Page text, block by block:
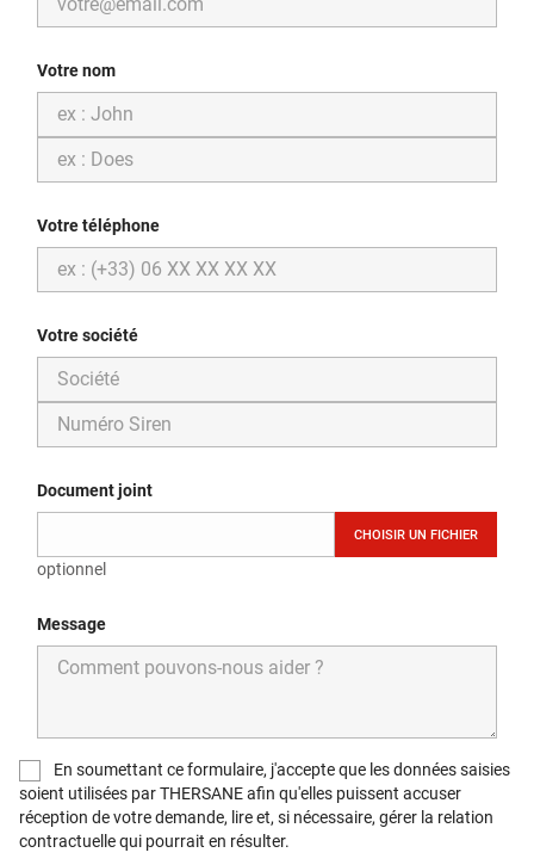
Votre nom
Votre téléphone
Votre société
Document joint
CHOISIR UN FICHIER
optionnel
Message
En soumettant ce formulaire, j'accepte que les données saisies
soient utilisées par THERSANE afin qu'elles puissent accuser
réception de votre demande, lire et, si nécessaire, gérer la relation
contractuelle qui pourrait en résulter.